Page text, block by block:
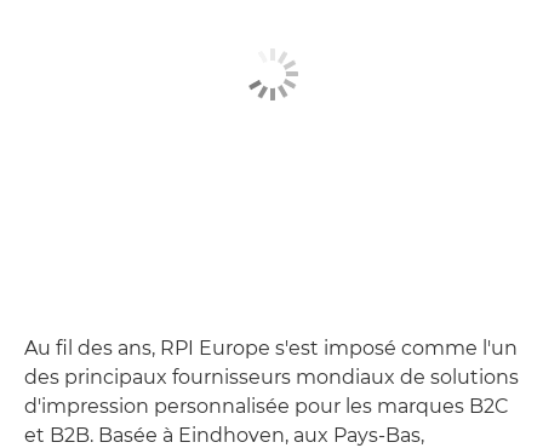
Au fil des ans, RPI Europe s'est imposé comme l'un
des principaux fournisseurs mondiaux de solutions
d'impression personnalisée pour les marques B2C
et B2B. Basée à Eindhoven, aux Pays-Bas,